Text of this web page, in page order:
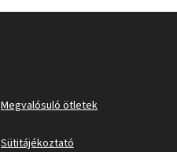
Megvalósuló ötletek
Sütitájékoztató